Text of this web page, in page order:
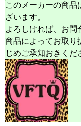
このメーカーの商
ざいます。
よろしければ、お問
商品によってお取り
じめご承知おきくだ